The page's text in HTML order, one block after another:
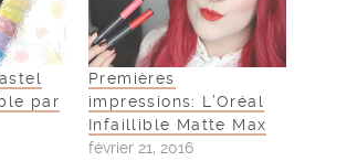
par
Premières
impressions: L’Oréal
Infaillible Matte Max
février 21, 2016